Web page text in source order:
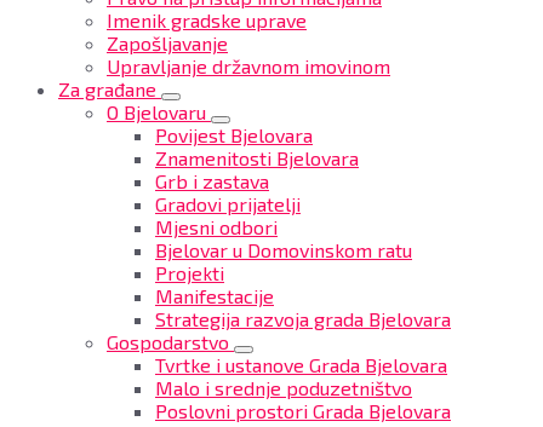
Imenik gradske uprave
Zapošljavanje
Upravljanje državnom imovinom
Za građane
O Bjelovaru
Povijest Bjelovara
Znamenitosti Bjelovara
Grb i zastava
Gradovi prijatelji
Mjesni odbori
Bjelovar u Domovinskom ratu
Projekti
Manifestacije
Strategija razvoja grada Bjelovara
Gospodarstvo
Tvrtke i ustanove Grada Bjelovara
Malo i srednje poduzetništvo
Poslovni prostori Grada Bjelovara